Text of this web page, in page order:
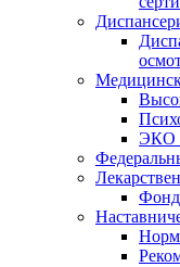
ЭКО
Фонд